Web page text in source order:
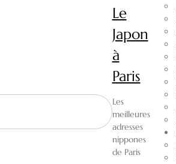
Le
Japon
à
Paris
Les
meilleures
adresses
nippones
de Paris